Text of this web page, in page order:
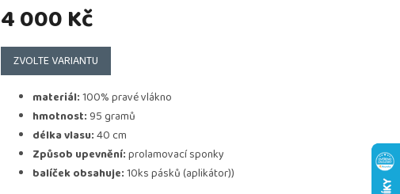
4 000 Kč
Měrná
cena:
ZVOLTE VARIANTU
materiál:100% pravé vlákno
hmotnost: 95 gramů
délka vlasu:40 cm
Způsob upevnění:prolamovací sponky
balíček obsahuje:10ks pásků (aplikátor))